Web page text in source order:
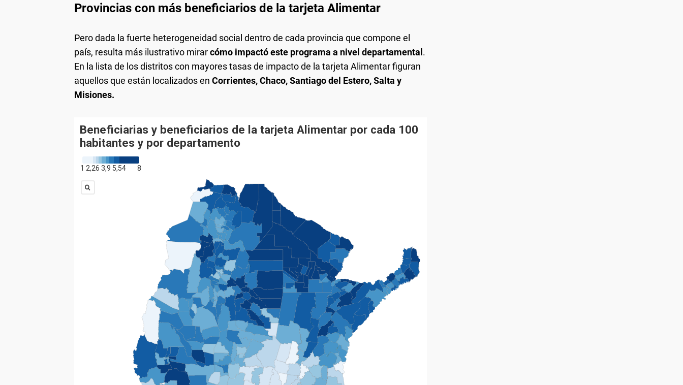
Provincias con más beneficiarios de la tarjeta Alimentar
Pero dada la fuerte heterogeneidad social dentro de cada provincia que compone el
país, resulta más ilustrativo mirarcómo impactó este programa a nivel departamental.
En la lista de los distritos con mayores tasas de impacto de la tarjeta Alimentar figuran
aquellos que están localizados en Corrientes, Chaco, Santiago del Estero, Salta y
Misiones.